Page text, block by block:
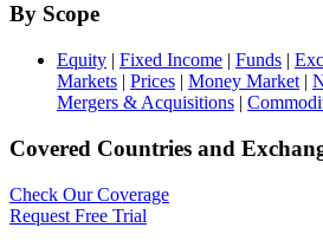
By Scope
Equity | Fixed Income | Funds |
Markets | Prices | Money Market |
Mergers & Acquisitions |
Covered Countries and
Check Our Coverage
Request Free Trial